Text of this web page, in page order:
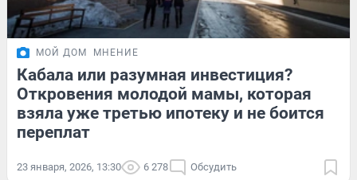
МОЙ ДОМ МНЕНИЕ
Кабала или разумная инвестиция?
Откровения молодой мамы, которая
взяла уже третью ипотеку и не боится
переплат
23 января, 2026, 13:30 6 278 Обсудить